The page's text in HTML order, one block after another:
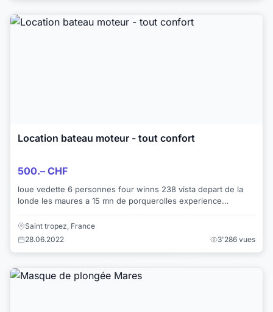
Location bateau moteur - tout confort
500.– CHF
loue vedette 6 personnes four winns 238 vista depart de la
londe les maures a 15 mn de porquerolles experience
Saint tropez, France
28.06.2022
3'286 vues